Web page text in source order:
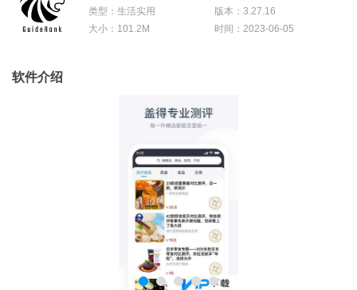
类型：生活实用
版本：3.27.16
大小：101.2M
时间：2023-06-05
软件介绍